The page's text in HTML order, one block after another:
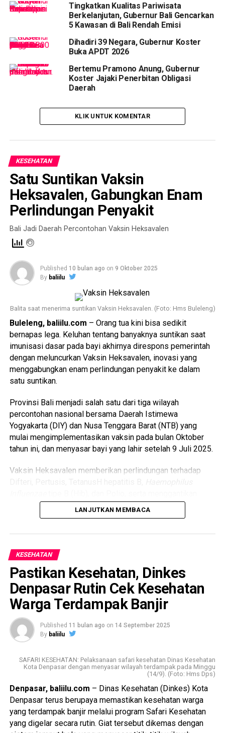
Tingkatkan Kualitas Pariwisata
Berkelanjutan, Gubernur Bali Gencarkan
5 Kawasan di Bali Rendah Emisi
Dihadiri 39 Negara, Gubernur Koster
Buka APDT 2026
Bertemu Pramono Anung, Gubernur
Koster Jajaki Penerbitan Obligasi
Daerah
KLIK UNTUK KOMENTAR
KESEHATAN
Satu Suntikan Vaksin
Heksavalen, Gabungkan Enam
Perlindungan Penyakit
Bali Jadi Daerah Percontohan Vaksin Heksavalen
Published 10 bulan ago on 9 Oktober 2025
By baliilu
Balita saat menerima suntikan Vaksin Heksavalen. (Foto: Hms Buleleng)
Buleleng, baliilu.com – Orang tua kini bisa sedikit
bernapas lega. Keluhan tentang banyaknya suntikan saat
imunisasi dasar pada bayi akhirnya direspons pemerintah
dengan meluncurkan Vaksin Heksavalen, inovasi yang
menggabungkan enam perlindungan penyakit ke dalam
satu suntikan.
Provinsi Bali menjadi salah satu dari tiga wilayah
percontohan nasional bersama Daerah Istimewa
Yogyakarta (DIY) dan Nusa Tenggara Barat (NTB) yang
mulai mengimplementasikan vaksin pada bulan Oktober
tahun ini, dan menyasar bayi yang lahir setelah 9 Juli 2025.
Vaksin Heksavalen memberikan perlindungan terhadap
jadwal imunisasi dasar pada usia 2, 3, dan 4 bulan.
evaluasi lapangan terhadap berbagai keluhan masyarakat.
“Kami menemukan banyak orang tua mengeluhkan anaknya
terlalu sering disuntik saat imunisasi. Kalau dulu dua jenis
vaksin disuntikkan terpisah, sekarang cukup satu kali,”
ungkapnya saat ditemui di ruang kerjanya, Selasa (7/10).
Menurutnya, pengurangan jumlah suntikan tidak hanya
mengurangi rasa sakit dan trauma pada bayi, tetapi juga
Imunisasi Dasar Lengkap (IDL).
Selain dari sisi kenyamanan, vaksin kombinasi ini juga
menjadi langkah strategis untuk menutup kesenjangan
cakupan imunisasi yang sebelumnya kerap muncul antara
vaksin Pentavalen dan Polio injeksi.
LANJUTKAN MEMBACA
KESEHATAN
Pastikan Kesehatan, Dinkes
Denpasar Rutin Cek Kesehatan
Warga Terdampak Banjir
Published 11 bulan ago on 14 September 2025
By baliilu
SAFARI KESEHATAN: Pelaksanaan safari kesehatan Dinas Kesehatan
Kota Denpasar dengan menyasar wilayah terdampak pada Minggu
(14/9). (Foto: Hms Dps)
Denpasar, baliilu.com – Dinas Kesehatan (Dinkes) Kota
Denpasar terus berupaya memastikan kesehatan warga
yang terdampak banjir melalui program Safari Kesehatan
yang digelar secara rutin. Giat tersebut dikemas dengan